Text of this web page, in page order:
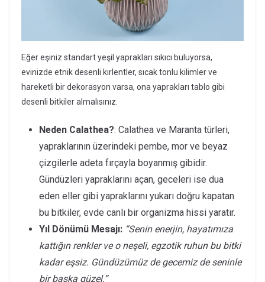
Eğer eşiniz standart yeşil yaprakları sıkıcı buluyorsa,
evinizde etnik desenli kırlentler, sıcak tonlu kilimler ve
hareketli bir dekorasyon varsa, ona yaprakları tablo gibi
desenli bitkiler almalısınız.
Neden Calathea?: Calathea ve Maranta türleri,
yapraklarının üzerindeki pembe, mor ve beyaz
çizgilerle adeta fırçayla boyanmış gibidir.
Gündüzleri yapraklarını açan, geceleri ise dua
eden eller gibi yapraklarını yukarı doğru kapatan
bu bitkiler, evde canlı bir organizma hissi yaratır.
Yıl Dönümü Mesajı: “Senin enerjin, hayatımıza
kattığın renkler ve o neşeli, egzotik ruhun bu bitki
kadar eşsiz. Gündüzümüz de gecemiz de seninle
bir başka güzel.”